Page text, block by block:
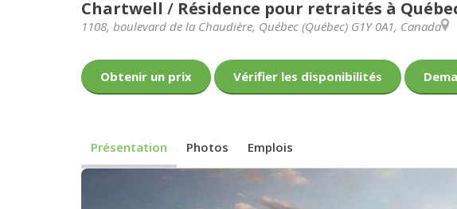
Chartwell / Résidence pour retraités à
1108, boulevard de la Chaudière, Québec (Québec) G1Y 0A1, Canada
Obtenir un prix Vérifier les disponibilités
Présentation Photos Emplois